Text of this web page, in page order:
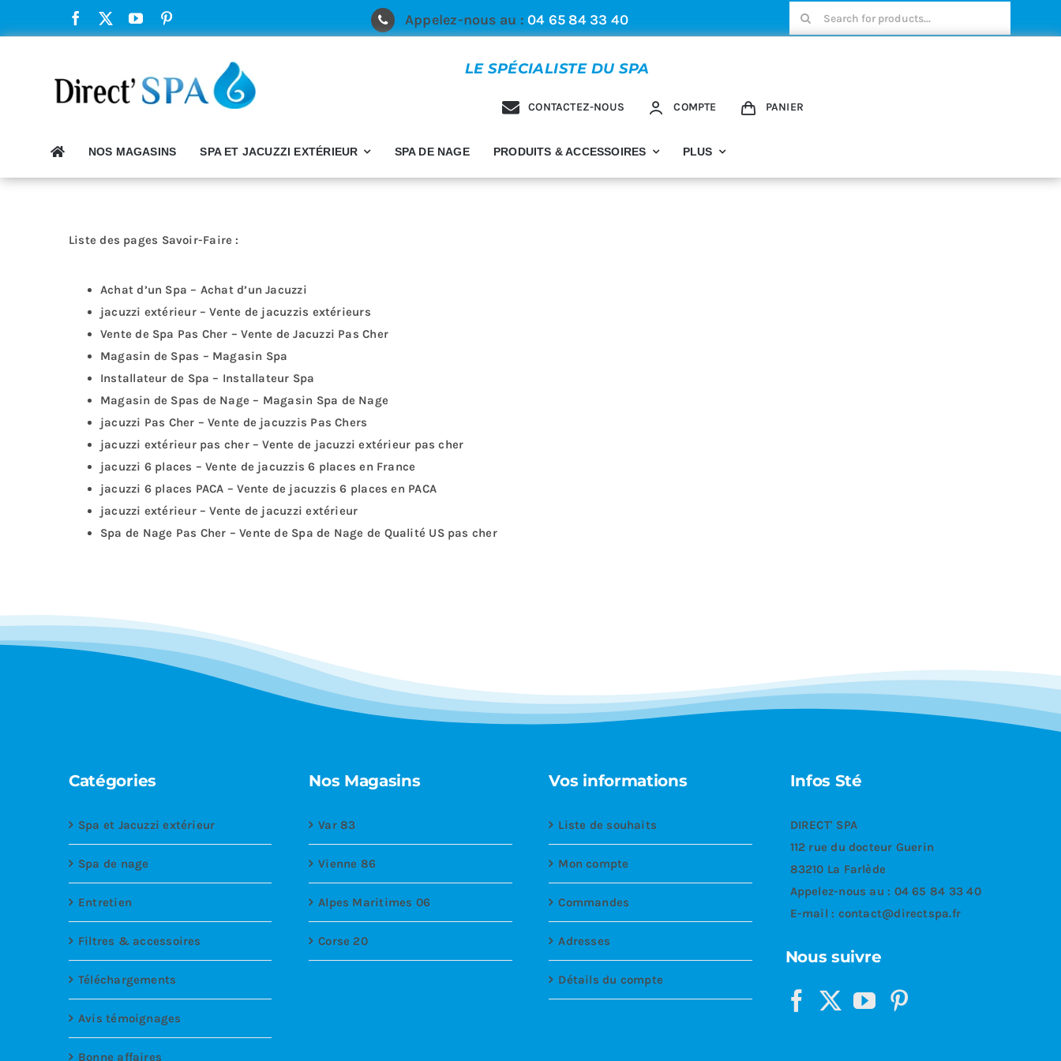
au
Appelez-nous au :04 65 84 33 40 Rechercher:
LE SPÉCIALISTE DU SPA
CONTACTEZ-NOUS COMPTE PANIER
NOS MAGASINS SPA ET JACUZZI EXTÉRIEUR SPA DE NAGE PRODUITS & ACCESSOIRES PLUS
Liste des pages Savoir-Faire :
Achat d’un Spa – Achat d’un Jacuzzi
jacuzzi extérieur – Vente de jacuzzis extérieurs
Vente de Spa Pas Cher – Vente de Jacuzzi Pas Cher
Magasin de Spas – Magasin Spa
Installateur de Spa – Installateur Spa
Magasin de Spas de Nage – Magasin Spa de Nage
jacuzzi Pas Cher – Vente de jacuzzis Pas Chers
jacuzzi extérieur pas cher – Vente de jacuzzi extérieur pas cher
jacuzzi 6 places – Vente de jacuzzis 6 places en France
jacuzzi 6 places PACA – Vente de jacuzzis 6 places en PACA
jacuzzi extérieur – Vente de jacuzzi extérieur
Spa de Nage Pas Cher – Vente de Spa de Nage de Qualité US pas cher
Catégories
Spa et Jacuzzi extérieur
Spa de nage
Entretien
Filtres & accessoires
Téléchargements
Avis témoignages
Bonne affaires
Nos Magasins
Var 83
Vienne 86
Alpes Maritimes 06
Corse 20
Vos informations
Liste de souhaits
Mon compte
Commandes
Adresses
Détails du compte
Infos Sté
DIRECT' SPA
112 rue du docteur Guerin
83210 La Farlède
Appelez-nous au : 04 65 84 33 40
E-mail : contact@directspa.fr
Nous suivre